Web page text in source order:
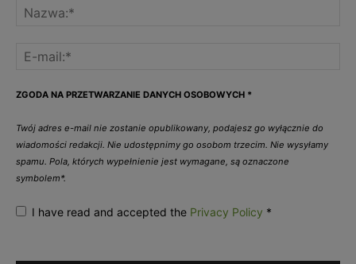
ZGODA NA PRZETWARZANIE DANYCH OSOBOWYCH *
Twój adres e-mail nie zostanie opublikowany, podajesz go wyłącznie do
wiadomości redakcji. Nie udostępnimy go osobom trzecim. Nie wysyłamy
spamu. Pola, których wypełnienie jest wymagane, są oznaczone
symbolem*.
I have read and accepted the Privacy Policy *